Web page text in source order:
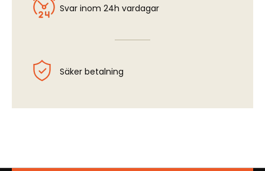
Svar inom 24h vardagar
Säker betalning